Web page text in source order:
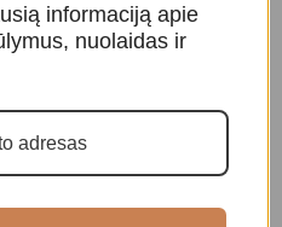
informaciją apie
nuolaidas ir